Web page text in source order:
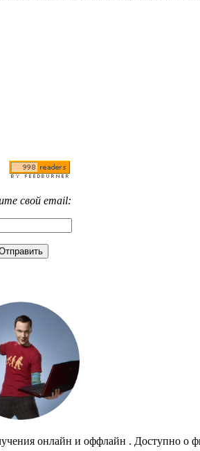
свой email:
онлайн и оффлайн . Доступно о